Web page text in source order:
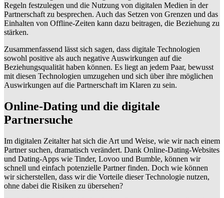
Regeln festzulegen und die Nutzung von digitalen Medien in der
Partnerschaft zu besprechen. Auch das Setzen von Grenzen und das
Einhalten von Offline-Zeiten kann dazu beitragen, die Beziehung zu
stärken.
Zusammenfassend lässt sich sagen, dass digitale Technologien
sowohl positive als auch negative Auswirkungen auf die
Beziehungsqualität haben können. Es liegt an jedem Paar, bewusst
mit diesen Technologien umzugehen und sich über ihre möglichen
Auswirkungen auf die Partnerschaft im Klaren zu sein.
Online-Dating und die digitale
Partnersuche
Im digitalen Zeitalter hat sich die Art und Weise, wie wir nach einem
Partner suchen, dramatisch verändert. Dank Online-Dating-Websites
und Dating-Apps wie Tinder, Lovoo und Bumble, können wir
schnell und einfach potenzielle Partner finden. Doch wie können
wir sicherstellen, dass wir die Vorteile dieser Technologie nutzen,
ohne dabei die Risiken zu übersehen?